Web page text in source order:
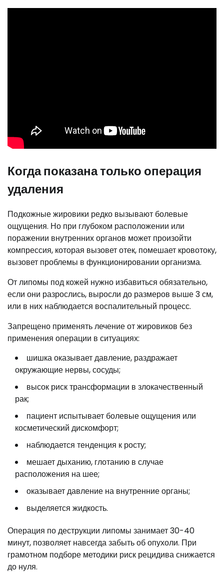
Когда показана только операция
удаления
Подкожные жировики редко вызывают болевые
ощущения. Но при глубоком расположении или
поражении внутренних органов может произойти
компрессия, которая вызовет отек, помешает кровотоку,
вызовет проблемы в функционировании организма.
От липомы под кожей нужно избавиться обязательно,
если они разрослись, выросли до размеров выше 3 см,
или в них наблюдается воспалительный процесс.
Запрещено применять лечение от жировиков без
применения операции в ситуациях:
шишка оказывает давление, раздражает
окружающие нервы, сосуды;
высок риск трансформации в злокачественный
рак;
пациент испытывает болевые ощущения или
косметический дискомфорт;
наблюдается тенденция к росту;
мешает дыханию, глотанию в случае
расположения на шее;
оказывает давление на внутренние органы;
выделяется жидкость.
Операция по деструкции липомы занимает 30-40
минут, позволяет навсегда забыть об опухоли. При
грамотном подборе методики риск рецидива снижается
до нуля.